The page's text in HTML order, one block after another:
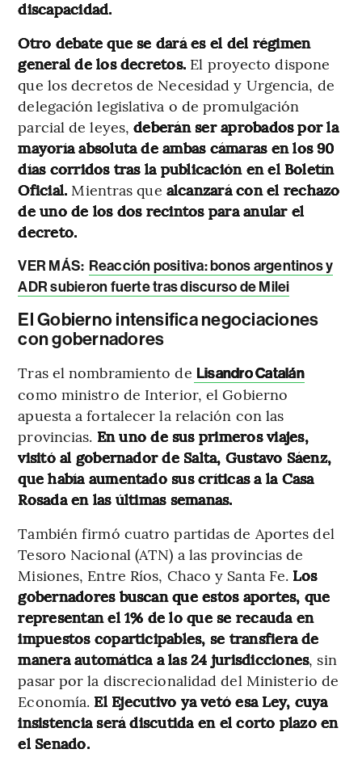
discapacidad.
Otro debate que se dará es el del régimen
general de los decretos. El proyecto dispone
que los decretos de Necesidad y Urgencia, de
delegación legislativa o de promulgación
parcial de leyes,deberán ser aprobados por la
mayoría absoluta de ambas cámaras en los 90
días corridos tras la publicación en el Boletín
Oficial. Mientras que alcanzará con el rechazo
de uno de los dos recintos para anular el
decreto.
VER MÁS: Reacción positiva: bonos argentinos y
ADR subieron fuerte tras discurso de Milei
El Gobierno intensifica negociaciones
con gobernadores
Tras el nombramiento de Lisandro Catalán
como ministro de Interior, el Gobierno
apuesta a fortalecer la relación con las
provincias. En uno de sus primeros viajes,
visitó al gobernador de Salta, Gustavo Sáenz,
que había aumentado sus críticas a la Casa
Rosada en las últimas semanas.
También firmó cuatro partidas de Aportes del
Tesoro Nacional (ATN) a las provincias de
Misiones, Entre Ríos, Chaco y Santa Fe. Los
gobernadores buscan que estos aportes, que
representan el 1% de lo que se recauda en
impuestos coparticipables, se transfiera de
manera automática a las 24 jurisdicciones, sin
pasar por la discrecionalidad del Ministerio de
Economía. El Ejecutivo ya vetó esa Ley, cuya
insistencia será discutida en el corto plazo en
el Senado.